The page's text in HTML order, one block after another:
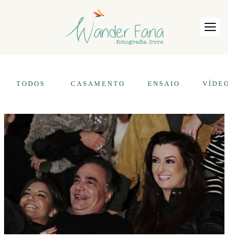
TODOS CASAMENTO ENSAIO